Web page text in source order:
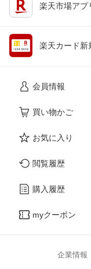
楽天市場アプ
楽天カード新
会員情報
買い物かご
お気に入り
閲覧履歴
購入履歴
myクーポン
企業情報